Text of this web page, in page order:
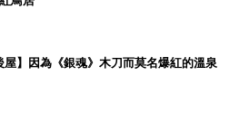
屋】因為《銀魂》木刀而莫名爆紅的溫泉